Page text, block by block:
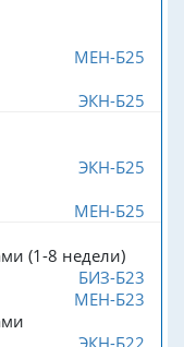
МЕН-Б25
ЭКН-Б25
ЭКН-Б25
МЕН-Б25
(1-8 недели)
БИЗ-Б23
МЕН-Б23
ЭКН-Б22